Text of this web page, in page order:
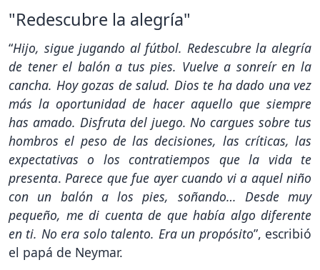
"Redescubre la alegría"
“Hijo, sigue jugando al fútbol. Redescubre la alegría
de tener el balón a tus pies. Vuelve a sonreír en la
cancha. Hoy gozas de salud. Dios te ha dado una vez
más la oportunidad de hacer aquello que siempre
has amado. Disfruta del juego. No cargues sobre tus
hombros el peso de las decisiones, las críticas, las
expectativas o los contratiempos que la vida te
presenta. Parece que fue ayer cuando vi a aquel niño
con un balón a los pies, soñando… Desde muy
pequeño, me di cuenta de que había algo diferente
en ti. No era solo talento. Era un propósito”, escribió
el papá de Neymar.